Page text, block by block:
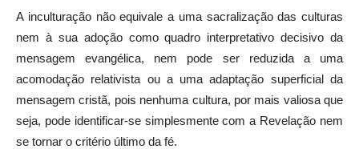
A inculturação não equivale a uma sacralização das culturas
nem à sua adoção como quadro interpretativo decisivo da
mensagem evangélica, nem pode ser reduzida a uma
acomodação relativista ou a uma adaptação superficial da
mensagem cristã, pois nenhuma cultura, por mais valiosa que
seja, pode identificar-se simplesmente com a Revelação nem
se tornar o critério último da fé.